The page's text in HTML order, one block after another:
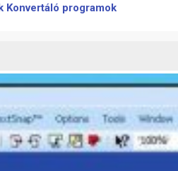
Konvertáló programok